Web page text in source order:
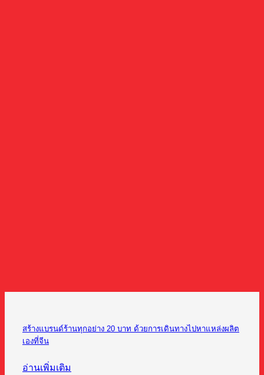
สร้างแบรนด์ร้านทุกอย่าง 20 บาท ด้วยการเดินทางไปหาแหล่งผลิต
เองที่จีน
อ่านเพิ่มเติม